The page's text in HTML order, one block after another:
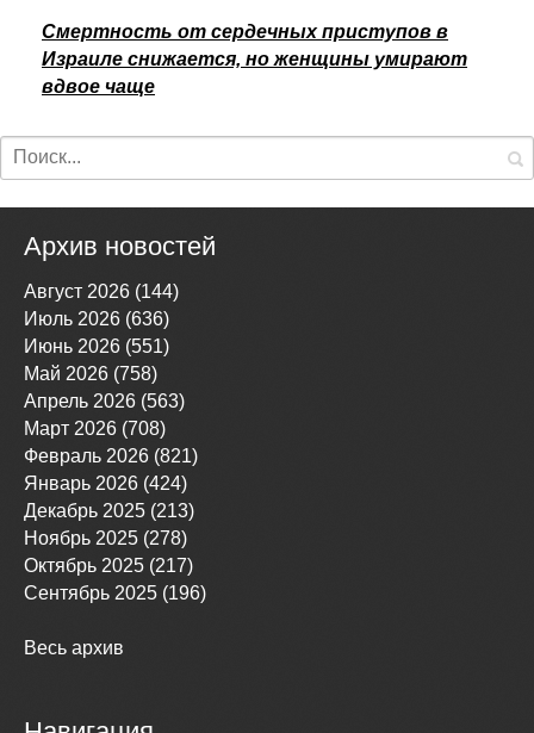
Смертность от сердечных приступов в
Израиле снижается, но женщины умирают
вдвое чаще
Архив новостей
Август 2026 (144)
Июль 2026 (636)
Июнь 2026 (551)
Май 2026 (758)
Апрель 2026 (563)
Март 2026 (708)
Февраль 2026 (821)
Январь 2026 (424)
Декабрь 2025 (213)
Ноябрь 2025 (278)
Октябрь 2025 (217)
Сентябрь 2025 (196)
Весь архив